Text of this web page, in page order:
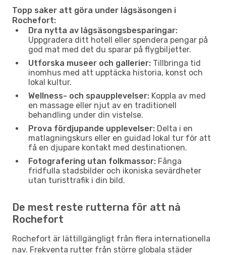
Topp saker att göra under lågsäsongen i
Rochefort:
Dra nytta av lågsäsongsbesparingar:
Uppgradera ditt hotell eller spendera pengar på
god mat med det du sparar på flygbiljetter.
Utforska museer och gallerier: Tillbringa tid
inomhus med att upptäcka historia, konst och
lokal kultur.
Wellness- och spaupplevelser: Koppla av med
en massage eller njut av en traditionell
behandling under din vistelse.
Prova fördjupande upplevelser: Delta i en
matlagningskurs eller en guidad lokal tur för att
få en djupare kontakt med destinationen.
Fotografering utan folkmassor: Fånga
fridfulla stadsbilder och ikoniska sevärdheter
utan turisttrafik i din bild.
De mest reste rutterna för att nå
Rochefort
Rochefort är lättillgängligt från flera internationella
nav. Frekventa rutter från större globala städer